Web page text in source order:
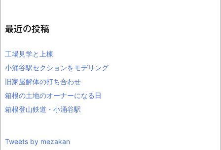
最近の投稿
工場見学と上棟
小涌谷駅セクションをモデリング
旧家屋解体の打ち合わせ
箱根の土地のオーナーになる日
箱根登山鉄道・小涌谷駅
Tweets by mezakan